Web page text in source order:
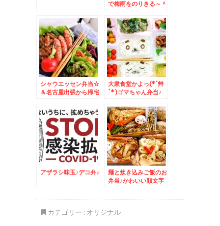
で梅雨をのりきる～＾
シャウエッセン弁当☆
＆名古屋出張から帰宅
大衆食堂かよっ(*´艸
`*)ゴマちゃん弁当♪
リ・サンゴールドキウ
イ」が美味っ！！
アザラシ味玉♪デコ弁♪
麺と炊き込みご飯のお
弁当♪かわいい顔文字
カテゴリー : オリジナル